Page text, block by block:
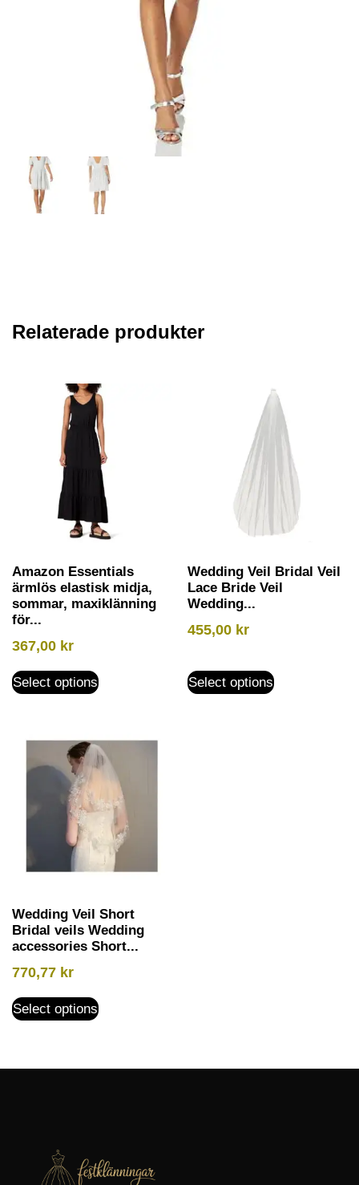
Relaterade produkter
Amazon Essentials
ärmlös elastisk midja,
sommar, maxiklänning
för...
367,00 kr
Select options
Wedding Veil Bridal Veil
Lace Bride Veil
Wedding...
455,00 kr
Select options
Wedding Veil Short
Bridal veils Wedding
accessories Short...
770,77 kr
Select options